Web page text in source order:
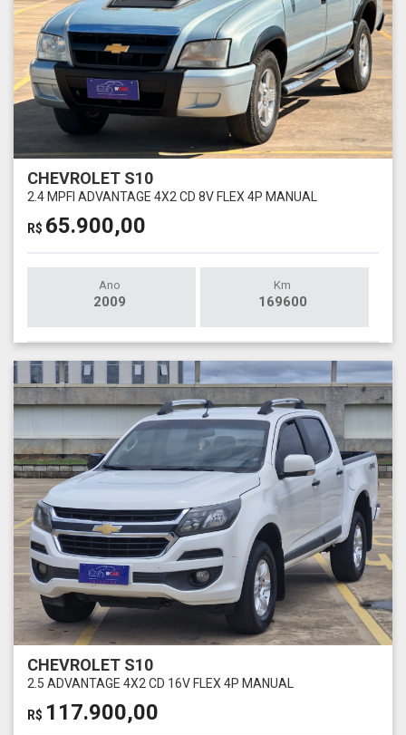
CHEVROLET S10
2.4 MPFI ADVANTAGE 4X2 CD 8V FLEX 4P MANUAL
R$ 65.900,00
Ano
2009
Km
169600
CHEVROLET S10
2.5 ADVANTAGE 4X2 CD 16V FLEX 4P MANUAL
R$ 117.900,00